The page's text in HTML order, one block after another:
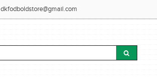
dkfodboldstore@gmail.com